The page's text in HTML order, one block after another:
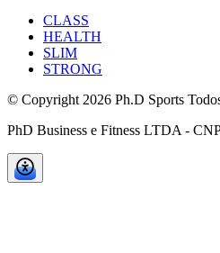
CLASS
HEALTH
SLIM
STRONG
© Copyright 2026 Ph.D Sports
PhD Business e Fitness LTDA -